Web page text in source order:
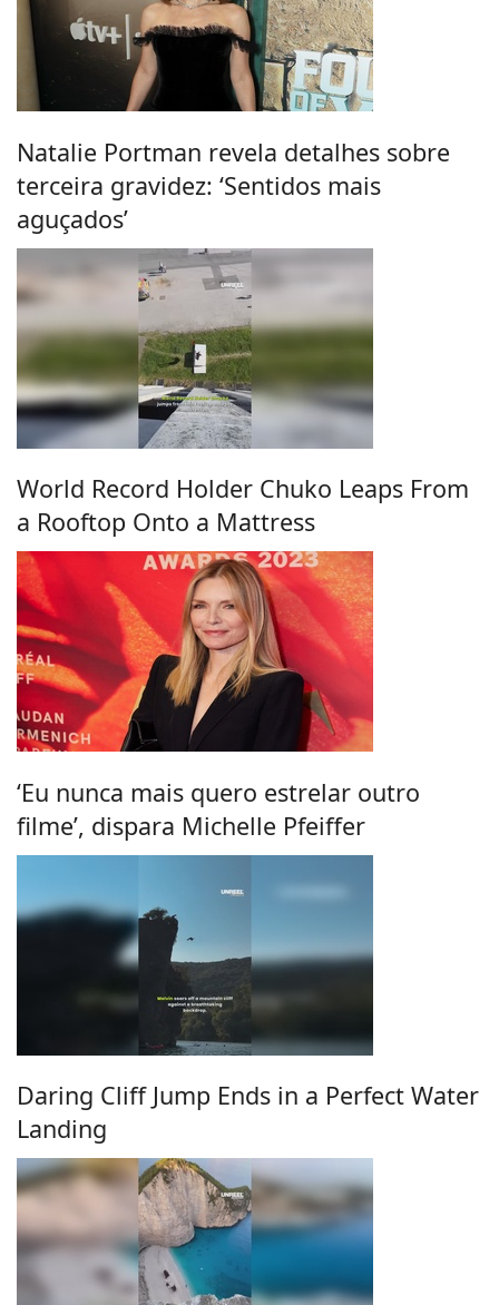
Natalie Portman revela detalhes sobre
terceira gravidez: ‘Sentidos mais
aguçados’
World Record Holder Chuko Leaps From
a Rooftop Onto a Mattress
‘Eu nunca mais quero estrelar outro
filme’, dispara Michelle Pfeiffer
Daring Cliff Jump Ends in a Perfect Water
Landing